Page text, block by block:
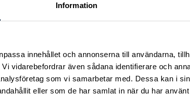
Information
innehållet och annonserna till användarna,
vidarebefordrar även sådana identifierare och
som vi samarbetar med. Dessa kan i
eller som de har samlat in när du har
660 kr
kr
Pris
29 190 kr
Andra köpte också